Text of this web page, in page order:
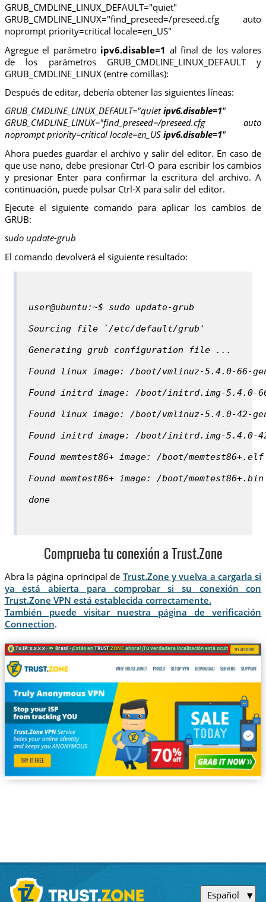
GRUB_CMDLINE_LINUX_DEFAULT="quiet"
GRUB_CMDLINE_LINUX="find_preseed=/preseed.cfg auto
noprompt priority=critical locale=en_US"
Agregue el parámetro ipv6.disable=1 al final de los valores
de los parámetros GRUB_CMDLINE_LINUX_DEFAULT y
GRUB_CMDLINE_LINUX (entre comillas):
Después de editar, debería obtener las siguientes líneas:
GRUB_CMDLINE_LINUX_DEFAULT="quietipv6.disable=1"
GRUB_CMDLINE_LINUX="find_preseed=/preseed.cfg auto
noprompt priority=critical locale=en_US ipv6.disable=1"
Ahora puedes guardar el archivo y salir del editor. En caso de
que use nano, debe presionar Ctrl-O para escribir los cambios
y presionar Enter para confirmar la escritura del archivo. A
continuación, puede pulsar Ctrl-X para salir del editor.
Ejecute el siguiente comando para aplicar los cambios de
GRUB:
sudo update-grub
El comando devolverá el siguiente resultado:
user@ubuntu:~$ sudo update-grub
Sourcing file `/etc/default/grub'
Generating grub configuration file ...
Found linux image: /boot/vmlinuz-5.4.0-66-
Found initrd image: /boot/initrd.img-5.4.0-
Found linux image: /boot/vmlinuz-5.4.0-42-
Found initrd image: /boot/initrd.img-5.4.0-
Found memtest86+ image: /boot/memtest86+.elf
Found memtest86+ image: /boot/memtest86+.bin
done
Comprueba tu conexión a Trust.Zone
Abra la página oprincipal de Trust.Zone y vuelva a cargarla si
ya está abierta para comprobar si su conexión con
Trust.Zone VPN está establecida correctamente.
También puede visitar nuestra página de verificación
Connection.
Tu IP: x.x.x.x · Brasil ·¡Estás enTRUST.ZONEahora! ¡Tu verdadera localización está oculta!
Español